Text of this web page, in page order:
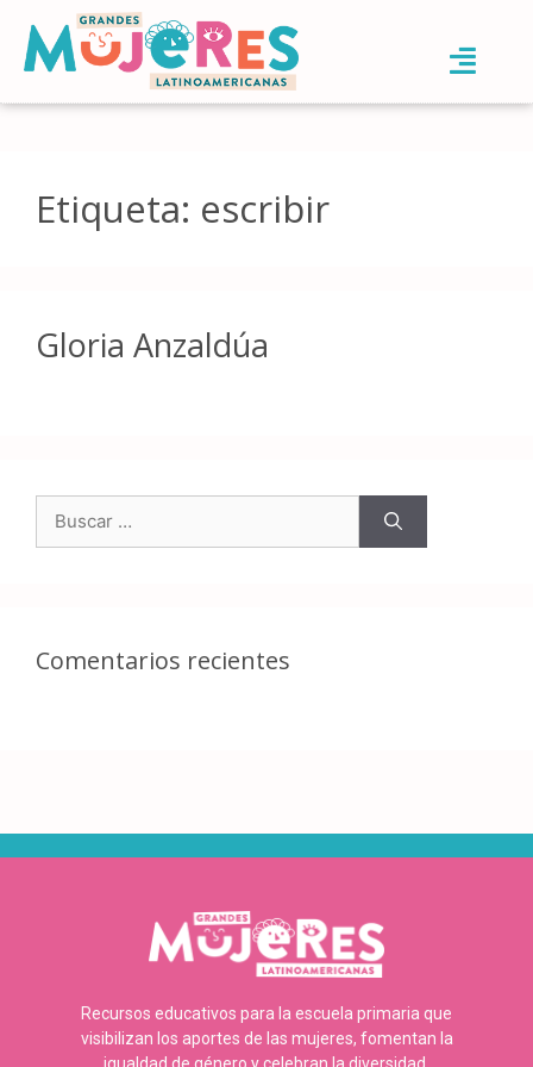
Etiqueta: escribir
Gloria Anzaldúa
Comentarios recientes
Recursos educativos para la escuela primaria que
visibilizan los aportes de las mujeres, fomentan la
igualdad de género y celebran la diversidad.